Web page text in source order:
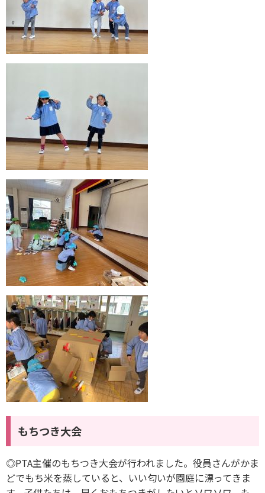
もちつき大会
◎PTA主催のもちつき大会が行われました。役員さんがかま
どでもち米を蒸していると、いい匂いが園庭に漂ってきま